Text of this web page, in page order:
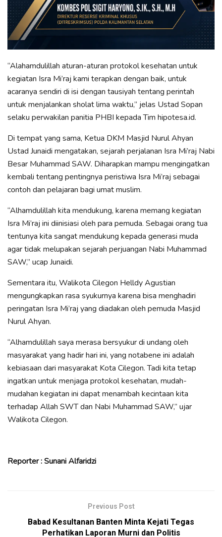
“Alahamdulillah aturan-aturan protokol kesehatan untuk
kegiatan Isra Mi’raj kami terapkan dengan baik, untuk
acaranya sendiri di isi dengan tausiyah tentang perintah
untuk menjalankan sholat lima waktu,” jelas Ustad Sopan
selaku perwakilan panitia PHBI kepada Tim hipotesa.id.
Di tempat yang sama, Ketua DKM Masjid Nurul Ahyan
Ustad Junaidi mengatakan, sejarah perjalanan Isra Mi’raj Nabi
Besar Muhammad SAW. Diharapkan mampu mengingatkan
kembali tentang pentingnya peristiwa Isra Mi’raj sebagai
contoh dan pelajaran bagi umat muslim.
“Alhamdulillah kita mendukung, karena memang kegiatan
Isra Mi’raj ini diinisiasi oleh para pemuda. Sebagai orang tua
tentunya kita sangat mendukung kepada generasi muda
agar tidak melupakan sejarah perjuangan Nabi Muhammad
SAW,” ucap Junaidi.
Sementara itu, Walikota Cilegon Helldy Agustian
mengungkapkan rasa syukurnya karena bisa menghadiri
peringatan Isra Mi’raj yang diadakan oleh pemuda Masjid
Nurul Ahyan.
“Alhamdulillah saya merasa bersyukur di undang oleh
masyarakat yang hadir hari ini, yang notabene ini adalah
kebiasaan dari masyarakat Kota Cilegon. Tadi kita tetap
ingatkan untuk menjaga protokol kesehatan, mudah-
mudahan kegiatan ini dapat menambah kecintaan kita
terhadap Allah SWT dan Nabi Muhammad SAW,” ujar
Walikota Cilegon.
Reporter : Sunani Alfaridzi
Previous Post
Babad Kesultanan Banten Minta Kejati Tegas
Perhatikan Laporan Murni dan Politis